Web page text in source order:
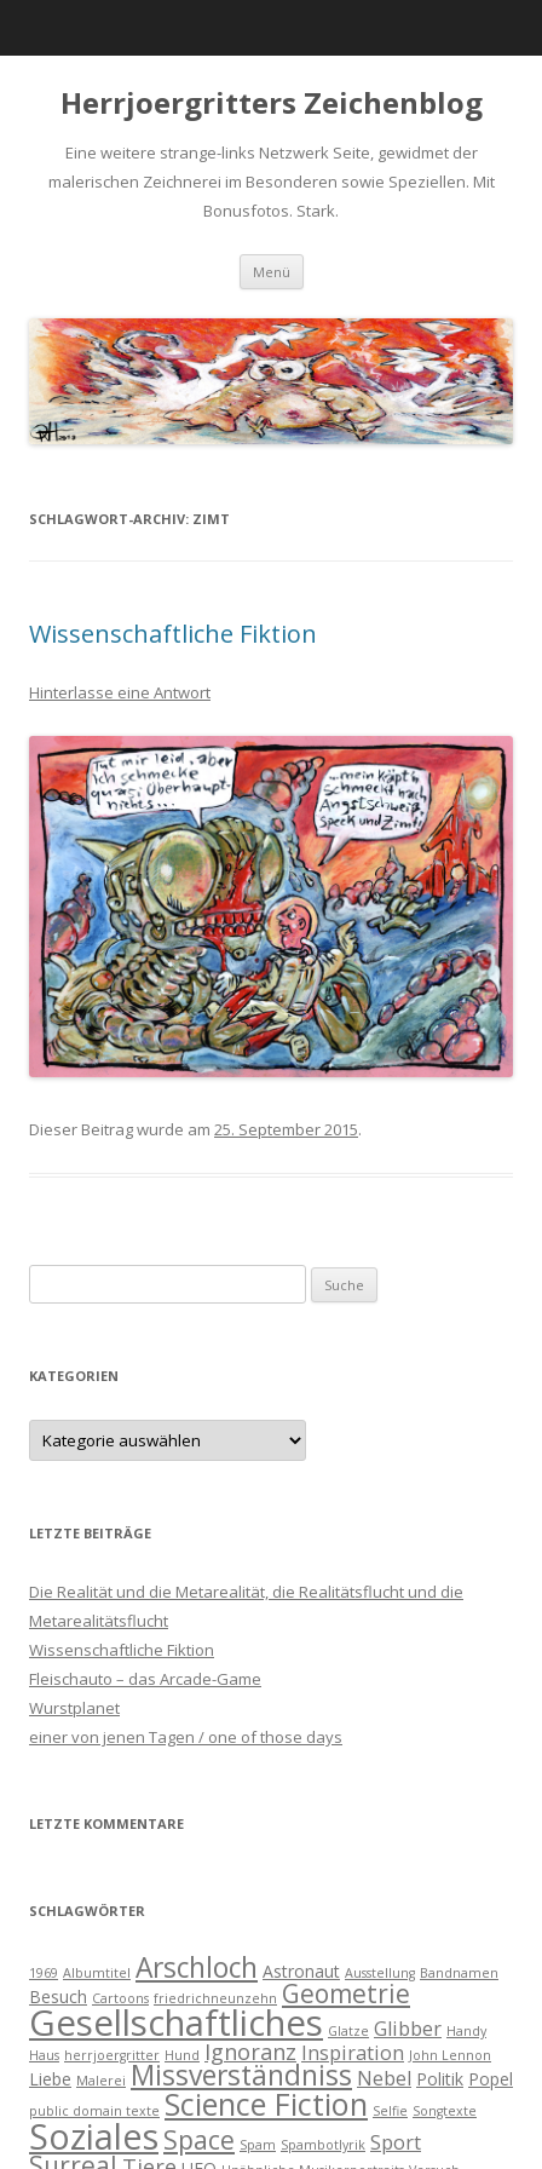
Herrjoergritters Zeichenblog
Eine weitere strange-links Netzwerk Seite, gewidmet der
malerischen Zeichnerei im Besonderen sowie Speziellen. Mit
Bonusfotos. Stark.
Menü Zum Inhalt springen
SCHLAGWORT-ARCHIV: ZIMT
Wissenschaftliche Fiktion
Hinterlasse eine Antwort
Dieser Beitrag wurde am 25. September 2015.
KATEGORIEN
LETZTE BEITRÄGE
Die Realität und die Metarealität, die Realitätsflucht und die
Metarealitätsflucht
Wissenschaftliche Fiktion
Fleischauto – das Arcade-Game
Wurstplanet
einer von jenen Tagen / one of those days
LETZTE KOMMENTARE
SCHLAGWÖRTER
1969 Albumtitel Arschloch Astronaut Ausstellung Bandnamen
Besuch Cartoons friedrichneunzehn Geometrie
Gesellschaftliches Glatze Glibber Handy
Haus herrjoergritter Hund Ignoranz Inspiration John Lennon
Liebe Malerei Missverständniss Nebel Politik Popel
public domain texte Science Fiction Selfie Songtexte
Soziales Space Spam Spambotlyrik Sport